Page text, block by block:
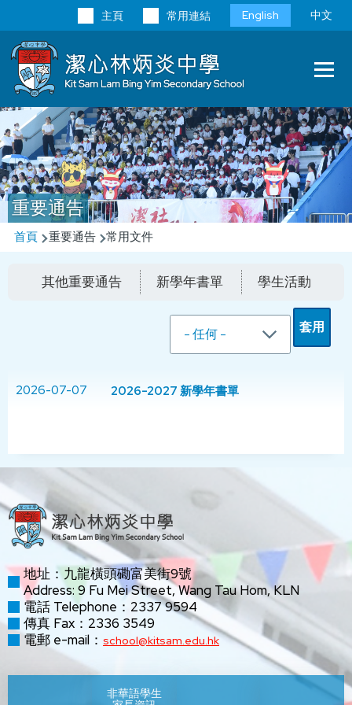
Language
switcher
English 中文
常用連結
主頁
重要通告
導
首頁 重要通告 常用文件
其他重要通告 新學年書單 學生活動
2026-07-07 2026-2027 新學年書單
地址：九龍橫頭磡富美街9號
Address: 9 Fu Mei Street, Wang Tau Hom, KLN
電話 Telephone：2337 9594
傳真 Fax：2336 3549
電郵 e-mail： school@kitsam.edu.hk
非華語學生